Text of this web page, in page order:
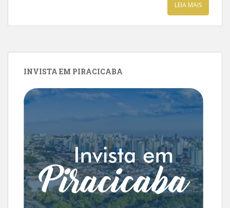
LEIA MAIS
INVISTA EM PIRACICABA